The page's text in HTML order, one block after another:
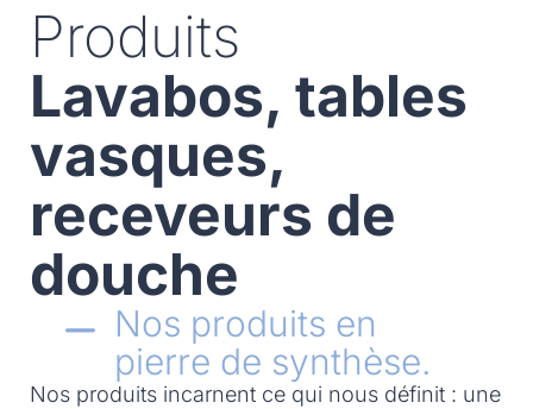
Produits
Lavabos, tables
vasques,
receveurs de
douche
Nos produits en
pierre de synthèse.
Nos produits incarnent ce qui nous définit : une